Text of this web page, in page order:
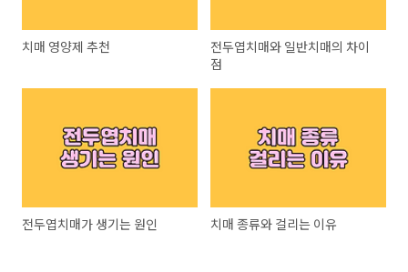
치매 영양제 추천
전두엽치매와 일반치매의 차이
점
전두엽치매가 생기는 원인 치매 종류와 걸리는 이유